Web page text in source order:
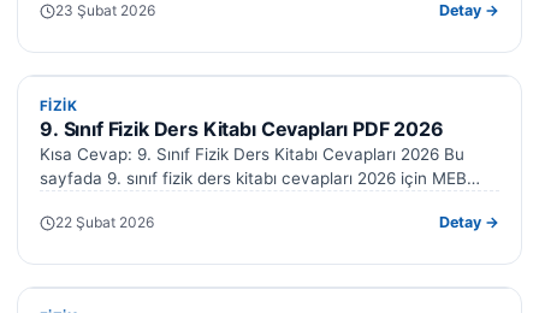
23 Şubat 2026 Detay →
FIZIK
FIZIK
9. Sınıf Fizik Ders Kitabı Cevapları PDF 2026
Kısa Cevap: 9. Sınıf Fizik Ders Kitabı Cevapları 2026 Bu
sayfada 9. sınıf fizik ders kitabı cevapları 2026 için MEB…
22 Şubat 2026 Detay →